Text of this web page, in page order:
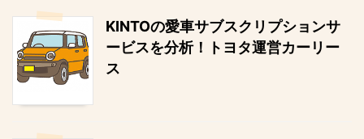
KINTOの愛車サブスクリプションサ
ービスを分析！トヨタ運営カーリー
ス